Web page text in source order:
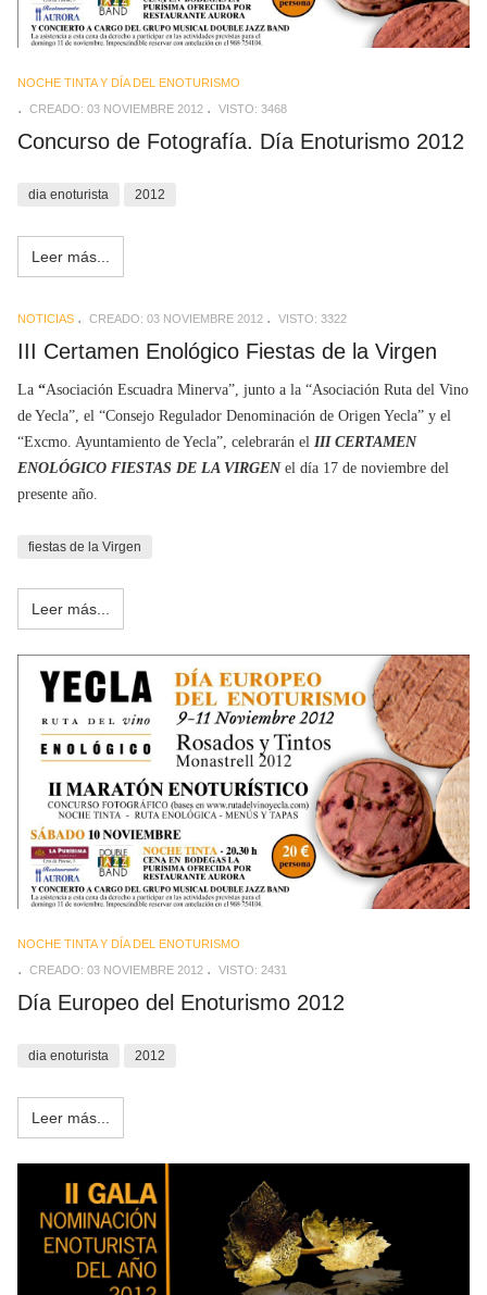
NOCHE TINTA Y DÍA DEL ENOTURISMO
CREADO: 03 NOVIEMBRE 2012
VISTO: 3468
Concurso de Fotografía. Día Enoturismo 2012
dia enoturista 2012
Leer más...
NOTICIAS CREADO: 03 NOVIEMBRE 2012 VISTO: 3322
III Certamen Enológico Fiestas de la Virgen
La “Asociación Escuadra Minerva”, junto a la “Asociación Ruta del Vino
de Yecla”, el “Consejo Regulador Denominación de Origen Yecla” y el
“Excmo. Ayuntamiento de Yecla”, celebrarán el III CERTAMEN
ENOLÓGICO FIESTAS DE LA VIRGENel día 17 de noviembre del
presente año.
fiestas de la Virgen
Leer más...
NOCHE TINTA Y DÍA DEL ENOTURISMO
CREADO: 03 NOVIEMBRE 2012
VISTO: 2431
Día Europeo del Enoturismo 2012
dia enoturista 2012
Leer más...